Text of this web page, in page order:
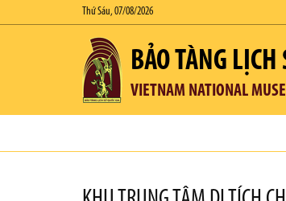
Thứ Sáu, 07/08/2026
BẢO TÀNG LỊCH
VIETNAM NATIONAL